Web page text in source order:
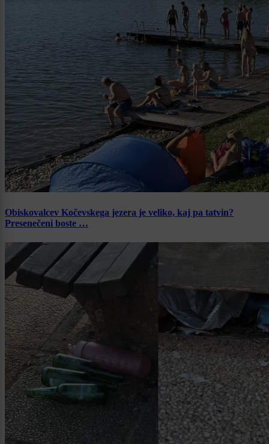
Obiskovalcev Kočevskega jezera je veliko, kaj pa tatvin?
Presenečeni boste …